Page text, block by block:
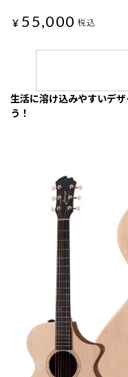
¥ 55,000 税込
生活に溶け込みやすいデ
う！